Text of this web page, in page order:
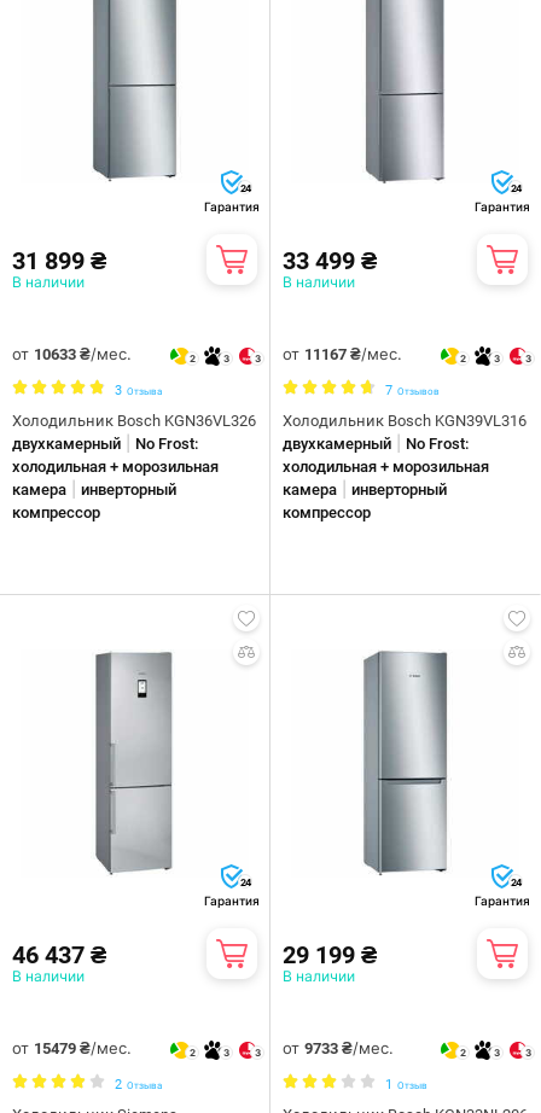
24
Гарантия
31 899 ₴
В наличии
от 10633 ₴/мес. 2 3 3
3 Отзыва
Холодильник Bosch KGN36VL326
двухкамерный
No Frost:
холодильная + морозильная
камера
инверторный
компрессор
24
Гарантия
33 499 ₴
В наличии
от 11167 ₴/мес. 2 3 3
7 Отзывов
Холодильник Bosch KGN39VL316
двухкамерный
No Frost:
холодильная + морозильная
камера
инверторный
компрессор
24
Гарантия
46 437 ₴
В наличии
от 15479 ₴/мес. 2 3 3
2 Отзыва
24
Гарантия
29 199 ₴
В наличии
от 9733 ₴/мес. 2 3 3
1 Отзыв